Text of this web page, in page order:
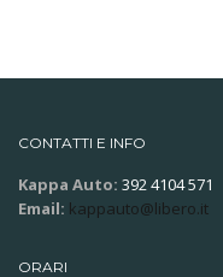
CONTATTI E INFO
Kappa Auto: 392 4104 571
Email: kappauto@libero.it
ORARI